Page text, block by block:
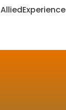
AlliedExperience